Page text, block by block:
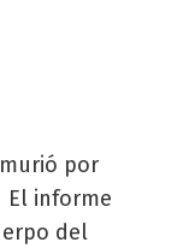
murió por
El informe
del